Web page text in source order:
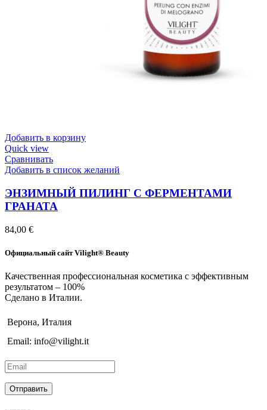
Добавить в корзину
Quick view
Сравнивать
Добавить в список желаний
ЭНЗИМНЫЙ ПИЛИНГ С ФЕРМЕНТАМИ
ГРАНАТА
84,00 €
Официальный сайт Vilight® Beauty
Качественная профессиональная косметика с эффективным
результатом – 100%
Сделано в Италии.
Верона, Италия
Email: info@vilight.it